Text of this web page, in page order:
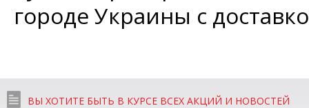
городе Украины с
ВЫ ХОТИТЕ БЫТЬ В КУРСЕ ВСЕХ АКЦИЙ И НОВОСТЕЙ